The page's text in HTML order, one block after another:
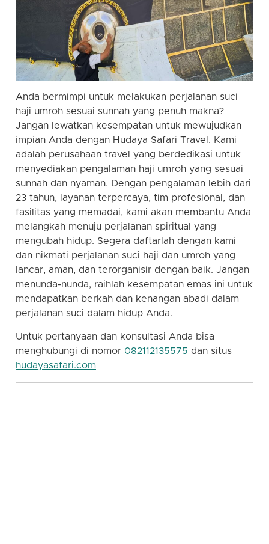
Anda bermimpi untuk melakukan perjalanan suci
haji umroh sesuai sunnah yang penuh makna?
Jangan lewatkan kesempatan untuk mewujudkan
impian Anda dengan Hudaya Safari Travel. Kami
adalah perusahaan travel yang berdedikasi untuk
menyediakan pengalaman haji umroh yang sesuai
sunnah dan nyaman. Dengan pengalaman lebih dari
23 tahun, layanan terpercaya, tim profesional, dan
fasilitas yang memadai, kami akan membantu Anda
melangkah menuju perjalanan spiritual yang
mengubah hidup. Segera daftarlah dengan kami
dan nikmati perjalanan suci haji dan umroh yang
lancar, aman, dan terorganisir dengan baik. Jangan
menunda-nunda, raihlah kesempatan emas ini untuk
mendapatkan berkah dan kenangan abadi dalam
perjalanan suci dalam hidup Anda.
Untuk pertanyaan dan konsultasi Anda bisa
menghubungi di nomor 082112135575 dan situs
hudayasafari.com